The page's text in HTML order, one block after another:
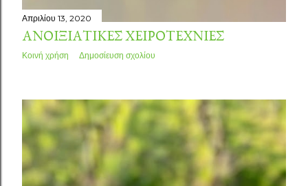
Απριλίου 13, 2020
ΑΝΟΙΞΙΆΤΙΚΕΣ ΧΕΙΡΟΤΕΧΝΊΕΣ
Κοινή χρήση Δημοσίευση σχολίου